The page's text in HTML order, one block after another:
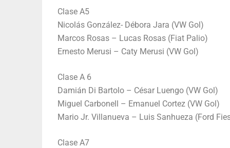
Clase A5
Nicolás González- Débora Jara (VW Gol)
Marcos Rosas – Lucas Rosas (Fiat Palio)
Ernesto Merusi – Caty Merusi (VW Gol)
Clase A 6
Damián Di Bartolo – César Luengo (VW Gol)
Miguel Carbonell – Emanuel Cortez (VW Gol)
Mario Jr. Villanueva – Luis Sanhueza (Ford
Clase A7